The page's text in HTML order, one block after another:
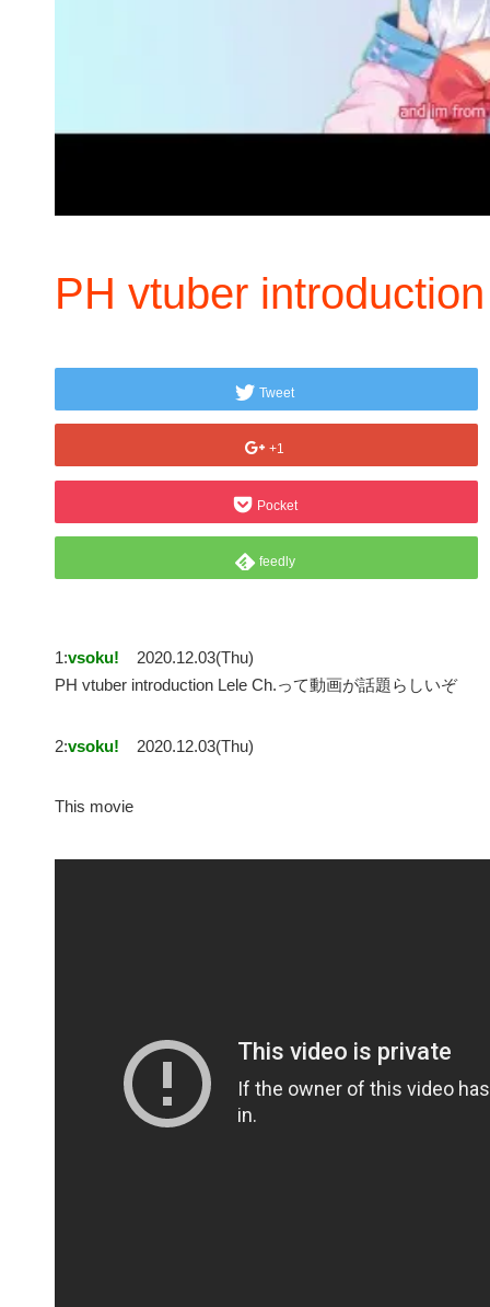
PH vtuber
Tweet
+1
Pocket
feedly
1:vsoku!
2020.12.03(Thu)
PH vtuber introduction Lele Ch.って動画が話題らしいぞ
2:vsoku! 2020.12.03(Thu)
This movie